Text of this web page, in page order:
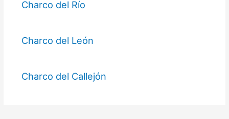
Charco del Río
Charco del León
Charco del Callejón